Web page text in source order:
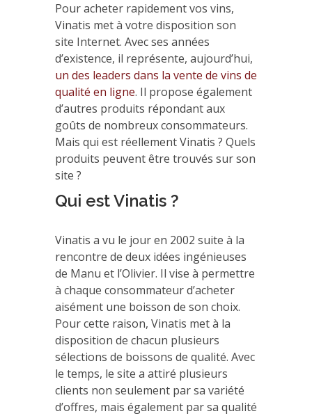
Pour acheter rapidement vos vins,
Vinatis met à votre disposition son
site Internet. Avec ses années
d’existence, il représente, aujourd’hui,
un des leaders dans la vente de vins de
qualité en ligne. Il propose également
d’autres produits répondant aux
goûts de nombreux consommateurs.
Mais qui est réellement Vinatis ? Quels
produits peuvent être trouvés sur son
site ?
Qui est Vinatis ?
Vinatis a vu le jour en 2002 suite à la
rencontre de deux idées ingénieuses
de Manu et l’Olivier. Il vise à permettre
à chaque consommateur d’acheter
aisément une boisson de son choix.
Pour cette raison, Vinatis met à la
disposition de chacun plusieurs
sélections de boissons de qualité. Avec
le temps, le site a attiré plusieurs
clients non seulement par sa variété
d’offres, mais également par sa qualité